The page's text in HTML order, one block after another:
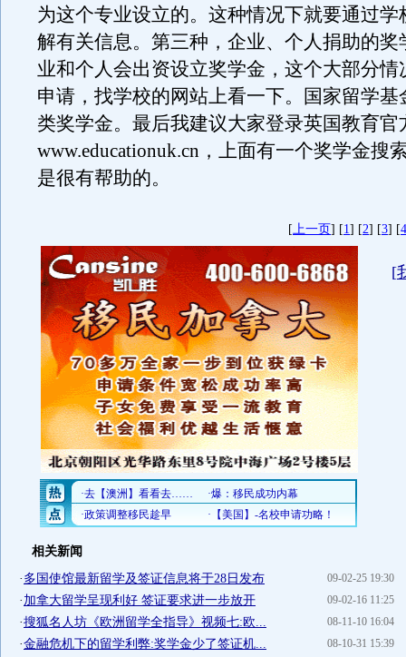
为这个专业设立的。这种情况下就要通过学
解有关信息。第三种，企业、个人捐助的奖
业和个人会出资设立奖学金，这个大部分情
申请，找学校的网站上看一下。国家留学基
类奖学金。最后我建议大家登录英国教育官
www.educationuk.cn，上面有一个奖学金搜
是很有帮助的。
[上一页] [1] [2] [3] [4
[
相关新闻
09-02-25 19:30
·多国使馆最新留学及签证信息将于28日发布
09-02-16 11:25
·加拿大留学呈现利好 签证要求进一步放开
08-11-10 16:04
·搜狐名人坊《欧洲留学全指导》视频七:欧...
08-10-31 15:39
·金融危机下的留学利弊:奖学金少了签证机...